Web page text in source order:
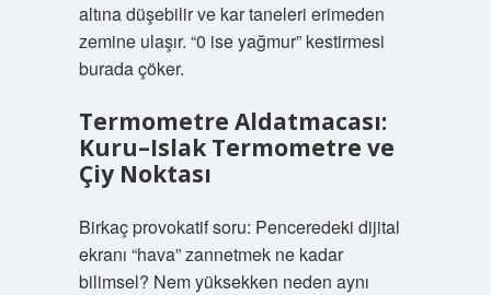
altına düşebilir ve kar taneleri erimeden
zemine ulaşır. “0 ise yağmur” kestirmesi
burada çöker.
Termometre Aldatmacası:
Kuru–Islak Termometre ve
Çiy Noktası
Birkaç provokatif soru: Penceredeki dijital
ekranı “hava” zannetmek ne kadar
bilimsel? Nem yüksekken neden aynı